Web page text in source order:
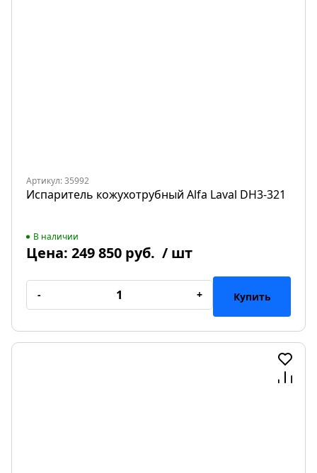
Артикул: 35992
Испаритель кожухотрубный Alfa Laval DH3-321
В наличии
Цена: 249 850 руб. / шт
- + Купить